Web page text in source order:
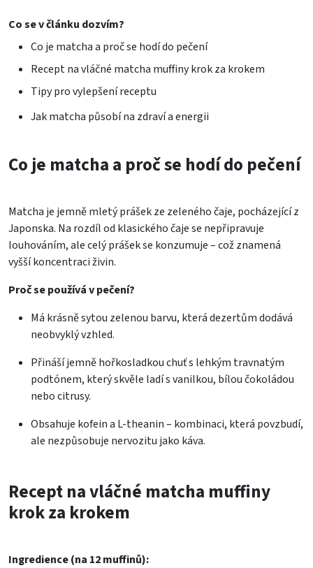
Co se v článku dozvím?
Co je matcha a proč se hodí do pečení
Recept na vláčné matcha muffiny krok za krokem
Tipy pro vylepšení receptu
Jak matcha působí na zdraví a energii
Co je matcha a proč se hodí do pečení
Matcha je jemně mletý prášek ze zeleného čaje, pocházející z
Japonska. Na rozdíl od klasického čaje se nepřipravuje
louhováním, ale celý prášek se konzumuje – což znamená
vyšší koncentraci živin.
Proč se používá v pečení?
Má krásně sytou zelenou barvu, která dezertům dodává
neobvyklý vzhled.
Přináší jemně hořkosladkou chuť s lehkým travnatým
podtónem, který skvěle ladí s vanilkou, bílou čokoládou
nebo citrusy.
Obsahuje kofein a L-theanin – kombinaci, která povzbudí,
ale nezpůsobuje nervozitu jako káva.
Recept na vláčné matcha muffiny
krok za krokem
Ingredience (na 12 muffinů):